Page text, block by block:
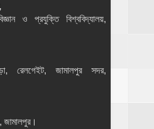
ও প্রযুক্তি বিশ্ববিদ্যালয়,
রেলগেইট, জামালপুর সদর,
জামালপুর।